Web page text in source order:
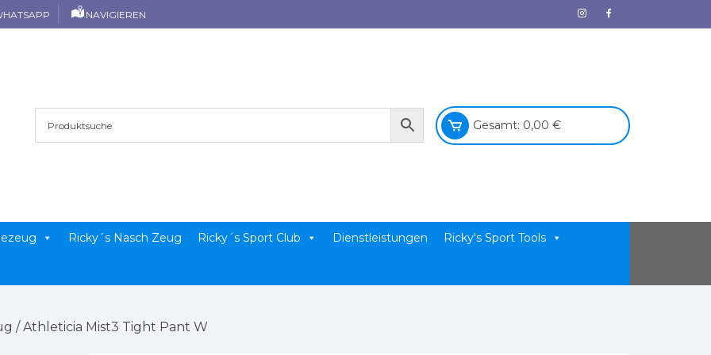
NAVIGIEREN
Gesamt: 0,00 €
Ricky´s Nasch Zeug Ricky´s Sport Club Dienstleistungen Ricky's Sport Tools
/ Athleticia Mist3 Tight Pant W